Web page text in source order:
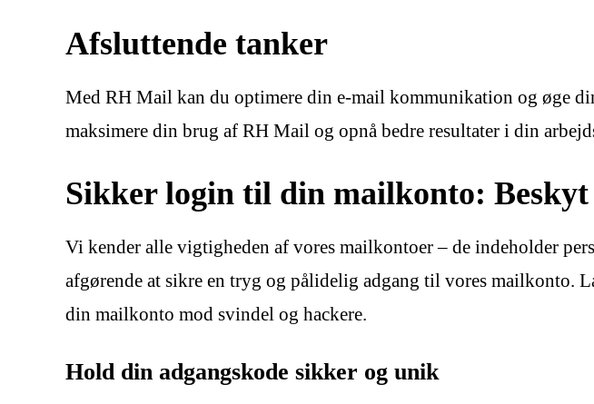
Afsluttende tanker
Med RH Mail kan du optimere din e-mail kommunikation og øge
maksimere din brug af RH Mail og opnå bedre resultater i din
Sikker login til din mailkonto: Beskyt
Vi kender alle vigtigheden af vores mailkontoer – de indeholder
afgørende at sikre en tryg og pålidelig adgang til vores
din mailkonto mod svindel og hackere.
Hold din adgangskode sikker og unik